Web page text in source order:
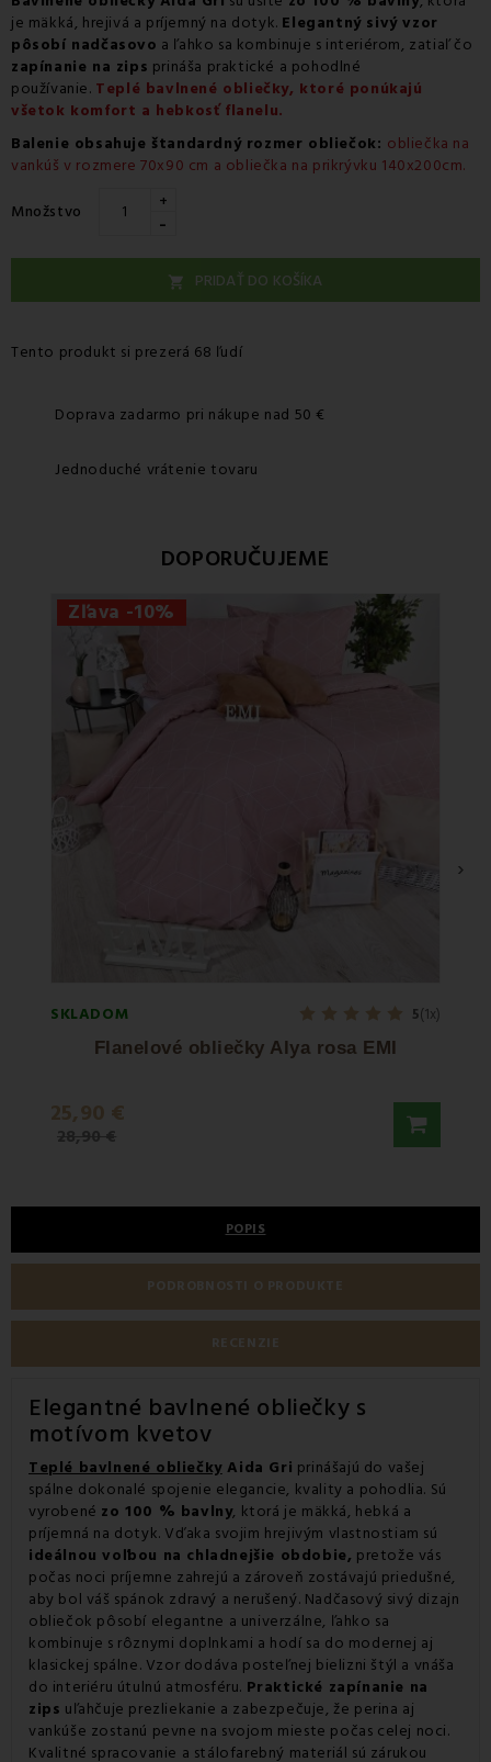
Pondelok 10.08-Packeta doručenie kuriérom na
adresu
je mäkká, hrejivá a príjemný na dotyk. Elegantný sivý vzor
pôsobí nadčasovo a ľahko sa kombinuje s interiérom, zatiaľ čo
zapínanie na zips prináša praktické a pohodlné
používanie. Teplé bavlnené obliečky, ktoré ponúkajú
všetok komfort a hebkosť flanelu.
Balenie obsahuje štandardný rozmer obliečok: obliečka na
vankúš v rozmere 70x90 cm a obliečka na prikrývku 140x200cm.
Množstvo +
-
 PRIDAŤ DO KOŠÍKA
Tento produkt si prezerá 68 ľudí
Doprava zadarmo pri nákupe nad 50 €
Jednoduché vrátenie tovaru
DOPORUČUJEME
Zľava -10%
SKLADOM 5(1x)
Flanelové obliečky Alya rosa EMI
25,90 €
28,90 €
›
POPIS
PODROBNOSTI O PRODUKTE
RECENZIE
Elegantné bavlnené obliečky s
motívom kvetov
Teplé bavlnené obliečkyAida Gri prinášajú do vašej
spálne dokonalé spojenie elegancie, kvality a pohodlia. Sú
vyrobené zo 100 % bavlny, ktorá je mäkká, hebká a
príjemná na dotyk. Vďaka svojim hrejivým vlastnostiam sú
ideálnou voľbou na chladnejšie obdobie, pretože vás
počas noci príjemne zahrejú a zároveň zostávajú priedušné,
aby bol váš spánok zdravý a nerušený. Nadčasový sivý dizajn
obliečok pôsobí elegantne a univerzálne, ľahko sa
kombinuje s rôznymi doplnkami a hodí sa do modernej aj
klasickej spálne. Vzor dodáva posteľnej bielizni štýl a vnáša
do interiéru útulnú atmosféru. Praktické zapínanie na
zips uľahčuje prezliekanie a zabezpečuje, že perina aj
vankúše zostanú pevne na svojom mieste počas celej noci.
Kvalitné spracovanie a stálofarebný materiál sú zárukou